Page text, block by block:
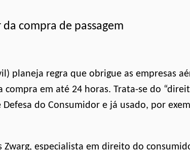
compra de passagem
planeja regra que obrigue as empresas
em até 24 horas. Trata-se do
do Consumidor e já usado, por
especialista em direito do